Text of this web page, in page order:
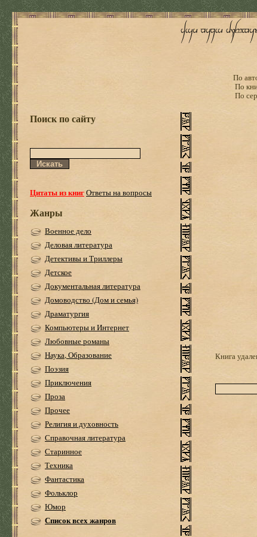
По
По
По
Поиск по сайту
Цитаты из книгОтветы на вопросы
Жанры
Военное дело
Деловая литература
Детективы и Триллеры
Детское
Документальная литература
Домоводство (Дом и семья)
Драматургия
Компьютеры и Интернет
Любовные романы
Наука, Образование
Поэзия
Приключения
Проза
Прочее
Религия и духовность
Справочная литература
Старинное
Техника
Фантастика
Фольклор
Юмор
Список всех жанров
Книга